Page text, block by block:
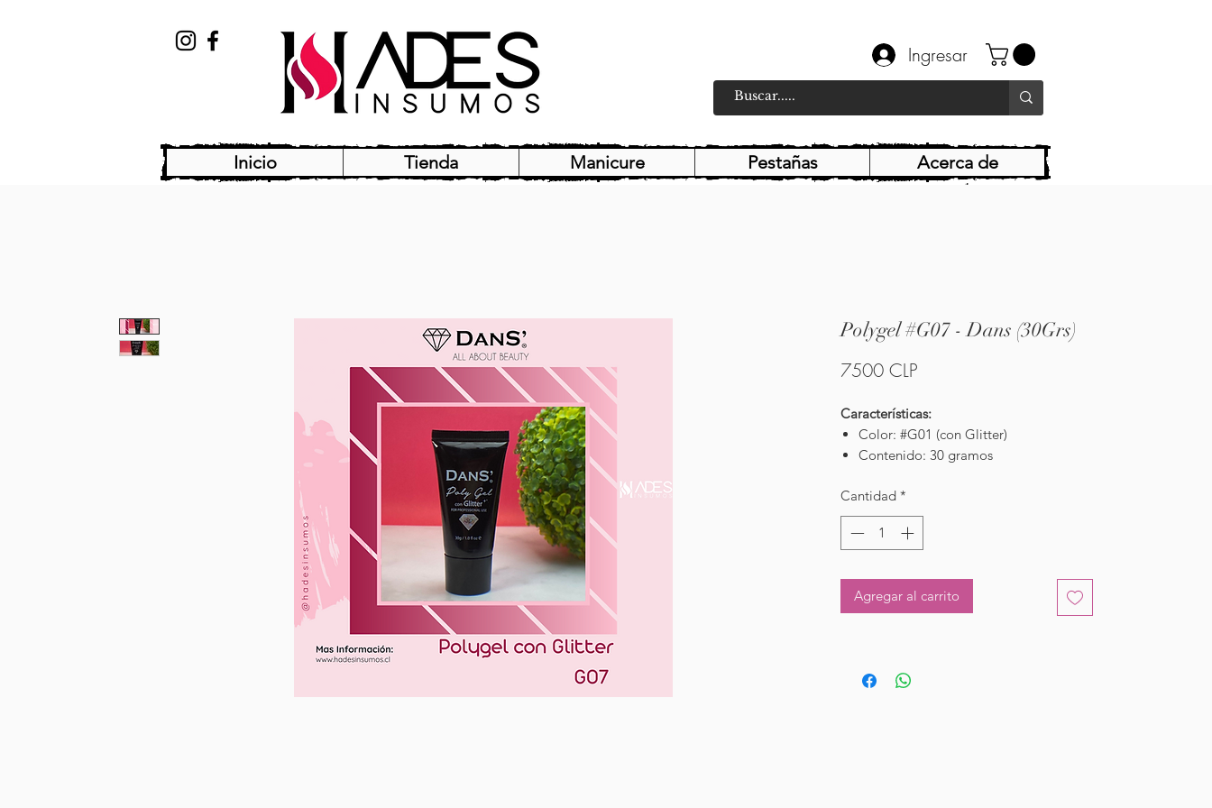
Ingresar
Inicio Tienda Manicure Pestañas Acerca de
Polygel #G07 - Dans (30Grs)
7500 CLPPrecio
Características:
Color: #G01 (con Glitter)
Contenido: 30 gramos
Cantidad *
Agregar al carrito